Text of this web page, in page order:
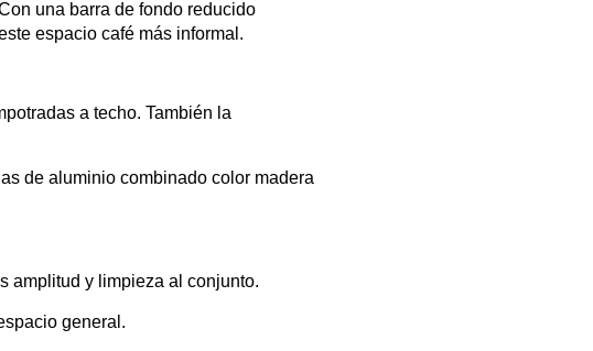
una barra de fondo reducido
espacio café más informal.
a techo. También la
de aluminio combinado color madera
amplitud y limpieza al conjunto.
general.